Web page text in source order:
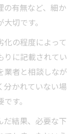
の有無など、細か
切です。
化の程度によって
りに記載されてい
業者と相談しなが
分かれていない場
す。
だ結果、必要な下